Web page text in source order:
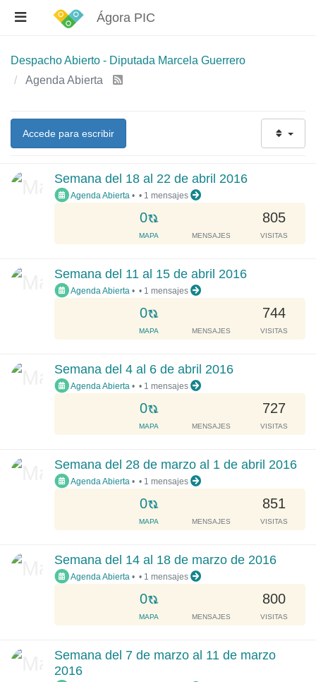
Ágora PIC
Despacho Abierto - Diputada Marcela Guerrero
Agenda Abierta
Accede para escribir
Semana del 18 al 22 de abril 2016
Agenda Abierta •
0
L
o
a
i
n
g
.
.
MAPA MENSAJES
805
VISITAS
• 1 mensajes
Semana del 11 al 15 de abril 2016
Agenda Abierta •
0
L
o
a
n
g
.
.
MAPA MENSAJES
744
VISITAS
• 1 mensajes
Semana del 4 al 6 de abril 2016
Agenda Abierta •
0
L
o
a
i
n
g
.
.
MAPA MENSAJES
727
VISITAS
• 1 mensajes
Semana del 28 de marzo al 1 de abril 2016
Agenda Abierta •
0
L
o
a
i
n
g
.
.
MAPA MENSAJES
851
VISITAS
• 1 mensajes
Semana del 14 al 18 de marzo de 2016
Agenda Abierta •
0
L
o
a
i
MAPA MENSAJES
800
VISITAS
• 1 mensajes
Semana del 7 de marzo al 11 de marzo
2016